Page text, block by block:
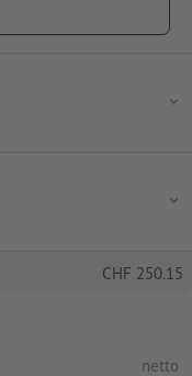
CHF 250.15
netto